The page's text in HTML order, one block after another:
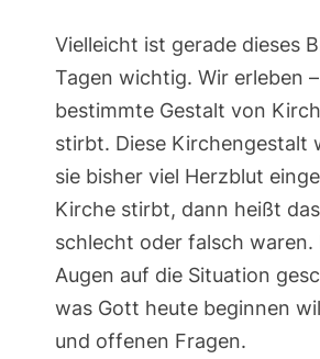
Vielleicht ist gerade dieses
Tagen wichtig. Wir erleben
bestimmte Gestalt von
stirbt. Diese Kirchengestalt
sie bisher viel Herzblut
Kirche stirbt, dann heißt
schlecht oder falsch
Augen auf die Situation
was Gott heute beginnen
und offenen Fragen.